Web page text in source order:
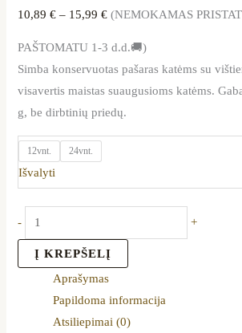
10,89€ – 15,99€ (NEMOKAMAS
PAŠTOMATU 1-3 d.d.🚚)
Simba konservuotas pašaras katėms su
visavertis maistas suaugusioms katėms.
g, be dirbtinių priedų.
12vnt. 24vnt.
Išvalyti
- +
Į KREPŠELĮ
Aprašymas
Papildoma informacija
Atsiliepimai (0)